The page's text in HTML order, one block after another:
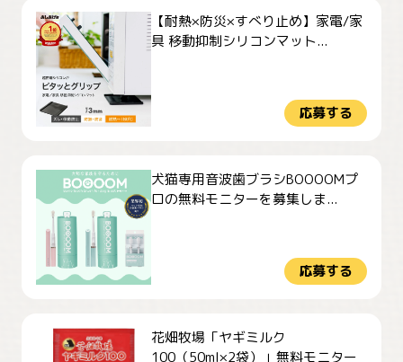
【耐熱×防災×すべり止め】家電/家
具 移動抑制シリコンマット...
応募する
犬猫専用音波歯ブラシBOOOOMプ
ロの無料モニターを募集しま...
応募する
花畑牧場「ヤギミルク
100（50ml×2袋）」無料モニター